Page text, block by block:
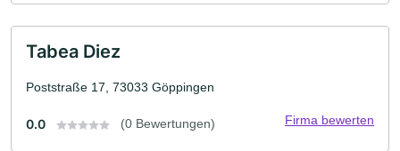
Tabea Diez
Poststraße 17, 73033 Göppingen
0.0 (0 Bewertungen) Firma bewerten